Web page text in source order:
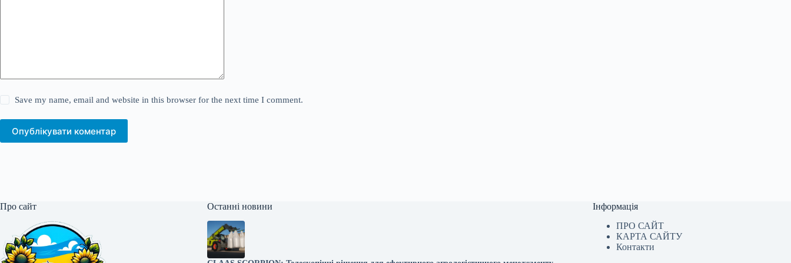
Save my name, email and website in this browser for the next time I comment.
Опублікувати коментар
Про сайт Останні новини
Інформація
ПРО САЙТ
КАРТА САЙТУ
Контакти